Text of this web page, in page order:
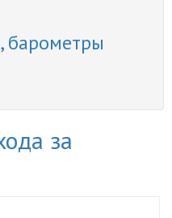
барометры
за